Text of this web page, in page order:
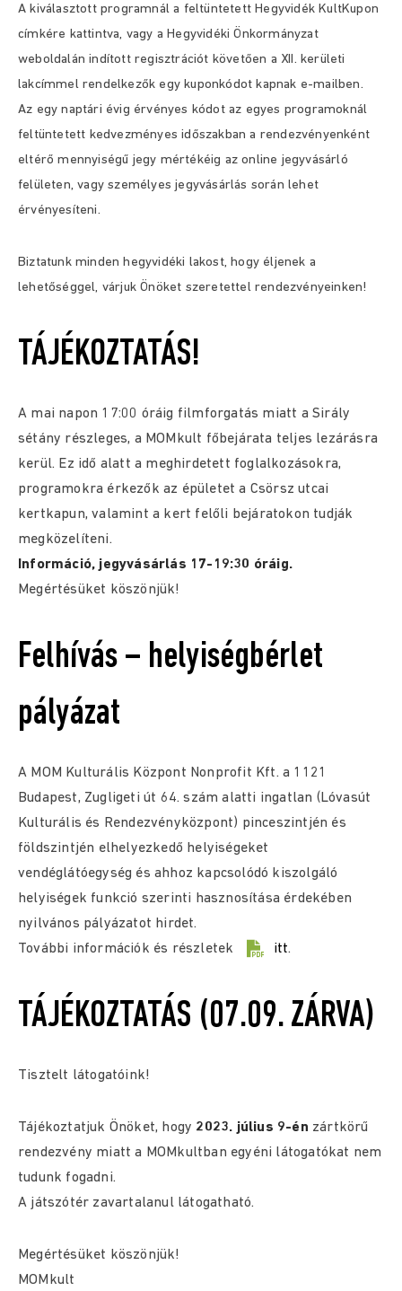
A kiválasztott programnál a feltüntetett Hegyvidék KultKupon
címkére kattintva, vagy a Hegyvidéki Önkormányzat
weboldalán indított regisztrációt követően a XII. kerületi
lakcímmel rendelkezők egy kuponkódot kapnak e-mailben.
Az egy naptári évig érvényes kódot az egyes programoknál
feltüntetett kedvezményes időszakban a rendezvényenként
eltérő mennyiségű jegy mértékéig az online jegyvásárló
felületen, vagy személyes jegyvásárlás során lehet
érvényesíteni.
Biztatunk minden hegyvidéki lakost, hogy éljenek a
lehetőséggel, várjuk Önöket szeretettel rendezvényeinken!
TÁJÉKOZTATÁS!
A mai napon 17:00 óráig filmforgatás miatt a Sirály
sétány részleges, a MOMkult főbejárata teljes lezárásra
kerül. Ez idő alatt a meghirdetett foglalkozásokra,
programokra érkezők az épületet a Csörsz utcai
kertkapun, valamint a kert felőli bejáratokon tudják
megközelíteni.
Információ, jegyvásárlás 17-19:30 óráig.
Megértésüket köszönjük!
Felhívás – helyiségbérlet
pályázat
A MOM Kulturális Központ Nonprofit Kft. a 1121
Budapest, Zugligeti út 64. szám alatti ingatlan (Lóvasút
Kulturális és Rendezvényközpont) pinceszintjén és
földszintjén elhelyezkedő helyiségeket
vendéglátóegység és ahhoz kapcsolódó kiszolgáló
helyiségek funkció szerinti hasznosítása érdekében
nyilvános pályázatot hirdet.
További információk és részletek
itt.
TÁJÉKOZTATÁS (07.09. ZÁRVA)
Tisztelt látogatóink!
Tájékoztatjuk Önöket, hogy 2023. július 9-én zártkörű
rendezvény miatt a MOMkultban egyéni látogatókat nem
tudunk fogadni.
A játszótér zavartalanul látogatható.
Megértésüket köszönjük!
MOMkult